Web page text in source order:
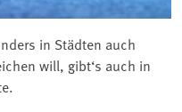
in Städten auch
will, gibt‘s auch in